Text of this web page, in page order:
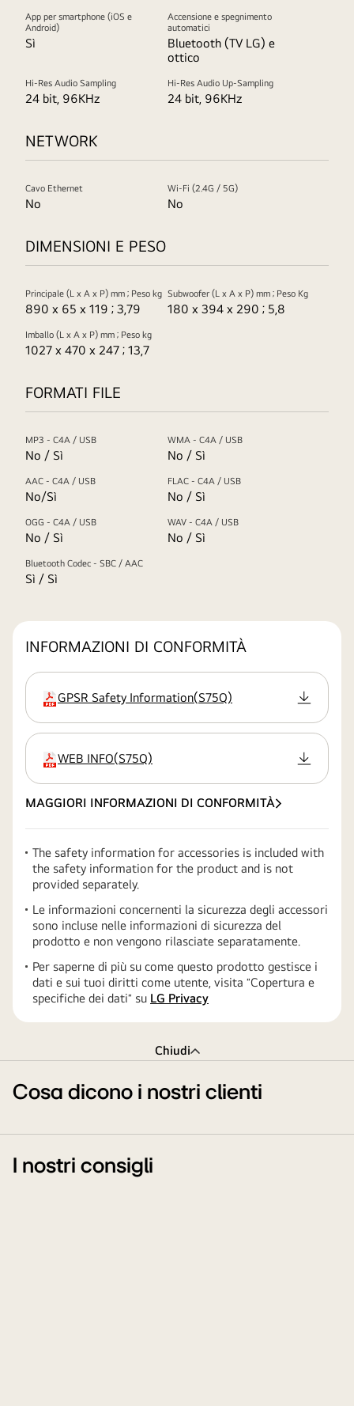
App per smartphone (iOS e
Android)
Sì
Accensione e spegnimento
automatici
Bluetooth (TV LG) e
ottico
Hi-Res Audio Sampling
24 bit, 96KHz
Hi-Res Audio Up-Sampling
24 bit, 96KHz
NETWORK
Cavo Ethernet
No
Wi-Fi (2.4G / 5G)
No
DIMENSIONI E PESO
Principale (L x A x P) mm ; Peso kg
890 x 65 x 119 ; 3,79
Subwoofer (L x A x P) mm ; Peso Kg
180 x 394 x 290 ; 5,8
Imballo (L x A x P) mm ; Peso kg
1027 x 470 x 247 ; 13,7
FORMATI FILE
MP3 - C4A / USB
No / Sì
WMA - C4A / USB
No / Sì
AAC - C4A / USB
No/Sì
FLAC - C4A / USB
No / Sì
OGG - C4A / USB
No / Sì
WAV - C4A / USB
No / Sì
Bluetooth Codec - SBC / AAC
Sì / Sì
INFORMAZIONI DI CONFORMITÀ
estensione
GPSR Safety Information(S75Q)
estensione
WEB INFO(S75Q)
MAGGIORI INFORMAZIONI DI CONFORMITÀ
The safety information for accessories is included with
the safety information for the product and is not
provided separately.
Le informazioni concernenti la sicurezza degli accessori
sono incluse nelle informazioni di sicurezza del
prodotto e non vengono rilasciate separatamente.
Per saperne di più su come questo prodotto gestisce i
dati e sui tuoi diritti come utente, visita ″Copertura e
specifiche dei dati″ su LG Privacy
Chiudi
Cosa dicono i nostri clienti
I nostri consigli